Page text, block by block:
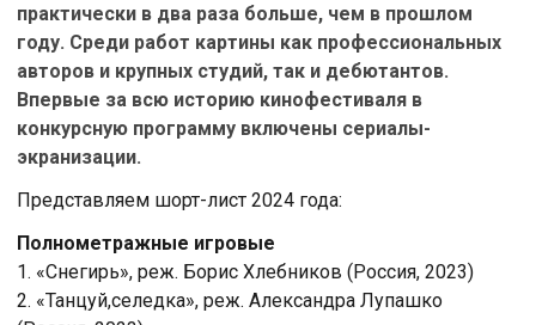
практически в два раза больше, чем в прошлом
году. Среди работ картины как профессиональных
авторов и крупных студий, так и дебютантов.
Впервые за всю историю кинофестиваля в
конкурсную программу включены сериалы-
экранизации.
Представляем шорт-лист 2024 года:
Полнометражные игровые
1. «Снегирь», реж. Борис Хлебников (Россия, 2023)
2. «Танцуй,селедка», реж. Александра Лупашко